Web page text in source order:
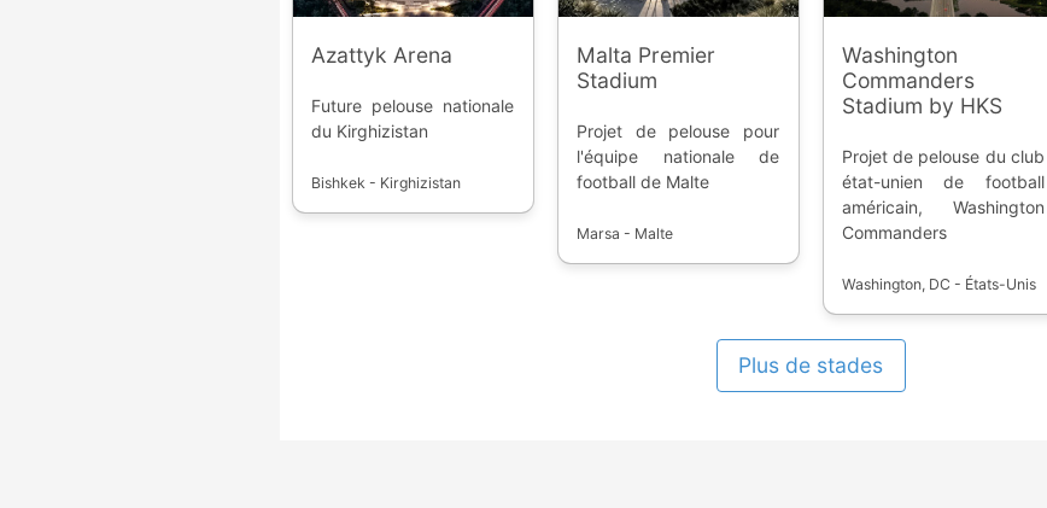
Azattyk Arena
Future pelouse nationale
du Kirghizistan
Bishkek - Kirghizistan
Malta Premier
Stadium
Projet de pelouse pour
l'équipe nationale de
football de Malte
Marsa - Malte
Washington
Commanders
Stadium by HKS
Projet de pelouse du club
état-unien de football
américain, Washington
Commanders
Washington, DC - États-Unis
Plus de stades